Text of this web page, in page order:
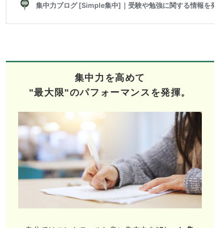
集中力を高めて
"最大限"のパフォーマンスを発揮。